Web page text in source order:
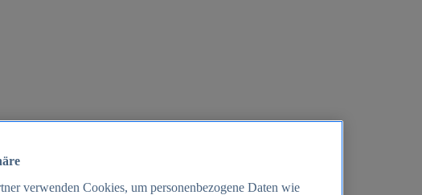
verwenden Cookies, um personenbezogene Daten wie